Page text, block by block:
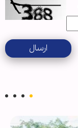
ارسال